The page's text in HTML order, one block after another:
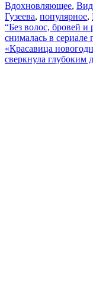
Вдохновляющее,
Гузеева, популярное,
Навигация
по
записям
“Без волос, бровей и
снималась в сериале
«Красавица
сверкнула глубоким